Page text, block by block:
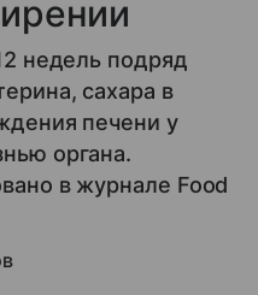
недель подряд
сахара в
печени у
органа.
в журнале Food